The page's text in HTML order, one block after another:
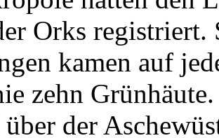
Orks
kamen auf
zehn
der